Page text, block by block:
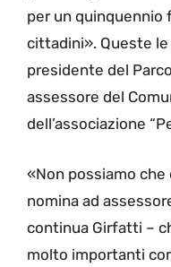
per un quinquennio
cittadini». Queste
presidente del
assessore del
dell’associazione
«Non possiamo
nomina ad
continua Girfatti –
molto importanti